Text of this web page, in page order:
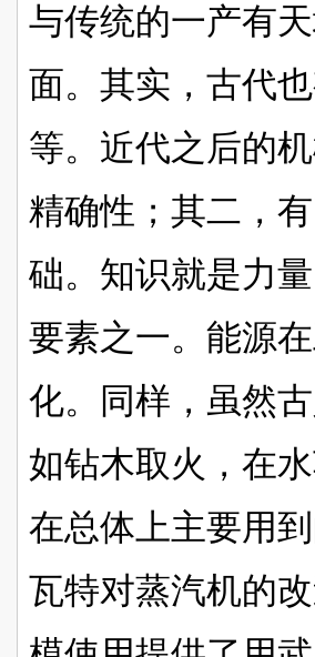
与传统的一产有
面。其实，古代
等。近代之后的
精确性；其二，
础。知识就是力
要素之一。能源
化。同样，虽然
如钻木取火，在
在总体上主要用
瓦特对蒸汽机的